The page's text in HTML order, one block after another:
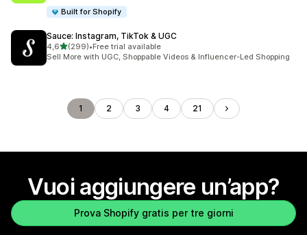
Built for Shopify
Sauce: Instagram, TikTok & UGC
4,6stelle su 5
(299)
299 recensioni totali
•Free trial available
Sell More with UGC, Shoppable Videos & Influencer-Led Shopping
1 2 3 4 21
Vuoi aggiungere un’app?
Prova Shopify gratis per tre giorni